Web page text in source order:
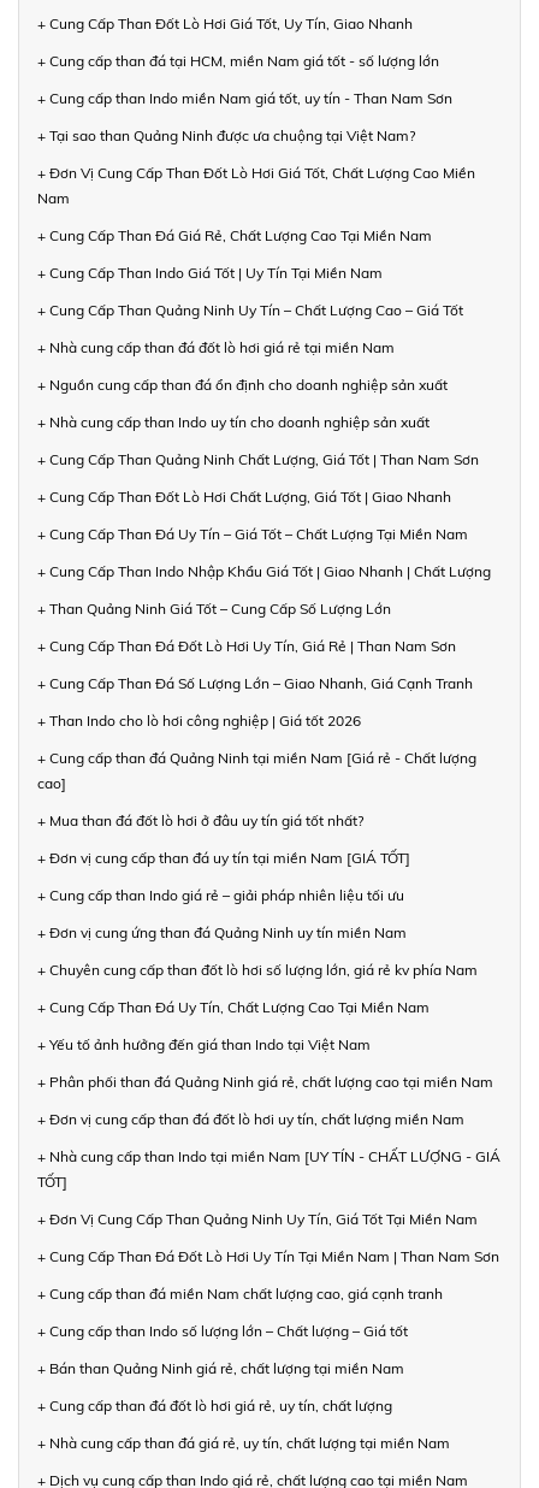
+ Cung Cấp Than Đốt Lò Hơi Giá Tốt, Uy Tín, Giao Nhanh
+ Cung cấp than đá tại HCM, miền Nam giá tốt - số lượng lớn
+ Cung cấp than Indo miền Nam giá tốt, uy tín - Than Nam Sơn
+ Tại sao than Quảng Ninh được ưa chuộng tại Việt Nam?
+ Đơn Vị Cung Cấp Than Đốt Lò Hơi Giá Tốt, Chất Lượng Cao Miền
Nam
+ Cung Cấp Than Đá Giá Rẻ, Chất Lượng Cao Tại Miền Nam
+ Cung Cấp Than Indo Giá Tốt | Uy Tín Tại Miền Nam
+ Cung Cấp Than Quảng Ninh Uy Tín – Chất Lượng Cao – Giá Tốt
+ Nhà cung cấp than đá đốt lò hơi giá rẻ tại miền Nam
+ Nguồn cung cấp than đá ổn định cho doanh nghiệp sản xuất
+ Nhà cung cấp than Indo uy tín cho doanh nghiệp sản xuất
+ Cung Cấp Than Quảng Ninh Chất Lượng, Giá Tốt | Than Nam Sơn
+ Cung Cấp Than Đốt Lò Hơi Chất Lượng, Giá Tốt | Giao Nhanh
+ Cung Cấp Than Đá Uy Tín – Giá Tốt – Chất Lượng Tại Miền Nam
+ Cung Cấp Than Indo Nhập Khẩu Giá Tốt | Giao Nhanh | Chất Lượng
+ Than Quảng Ninh Giá Tốt – Cung Cấp Số Lượng Lớn
+ Cung Cấp Than Đá Đốt Lò Hơi Uy Tín, Giá Rẻ | Than Nam Sơn
+ Cung Cấp Than Đá Số Lượng Lớn – Giao Nhanh, Giá Cạnh Tranh
+ Than Indo cho lò hơi công nghiệp | Giá tốt 2026
+ Cung cấp than đá Quảng Ninh tại miền Nam [Giá rẻ - Chất lượng
cao]
+ Mua than đá đốt lò hơi ở đâu uy tín giá tốt nhất?
+ Đơn vị cung cấp than đá uy tín tại miền Nam [GIÁ TỐT]
+ Cung cấp than Indo giá rẻ – giải pháp nhiên liệu tối ưu
+ Đơn vị cung ứng than đá Quảng Ninh uy tín miền Nam
+ Chuyên cung cấp than đốt lò hơi số lượng lớn, giá rẻ kv phía Nam
+ Cung Cấp Than Đá Uy Tín, Chất Lượng Cao Tại Miền Nam
+ Yếu tố ảnh hưởng đến giá than Indo tại Việt Nam
+ Phân phối than đá Quảng Ninh giá rẻ, chất lượng cao tại miền Nam
+ Đơn vị cung cấp than đá đốt lò hơi uy tín, chất lượng miền Nam
+ Nhà cung cấp than Indo tại miền Nam [UY TÍN - CHẤT LƯỢNG - GIÁ
TỐT]
+ Đơn Vị Cung Cấp Than Quảng Ninh Uy Tín, Giá Tốt Tại Miền Nam
+ Cung Cấp Than Đá Đốt Lò Hơi Uy Tín Tại Miền Nam | Than Nam Sơn
+ Cung cấp than đá miền Nam chất lượng cao, giá cạnh tranh
+ Cung cấp than Indo số lượng lớn – Chất lượng – Giá tốt
+ Bán than Quảng Ninh giá rẻ, chất lượng tại miền Nam
+ Cung cấp than đá đốt lò hơi giá rẻ, uy tín, chất lượng
+ Nhà cung cấp than đá giá rẻ, uy tín, chất lượng tại miền Nam
+ Dịch vụ cung cấp than Indo giá rẻ, chất lượng cao tại miền Nam